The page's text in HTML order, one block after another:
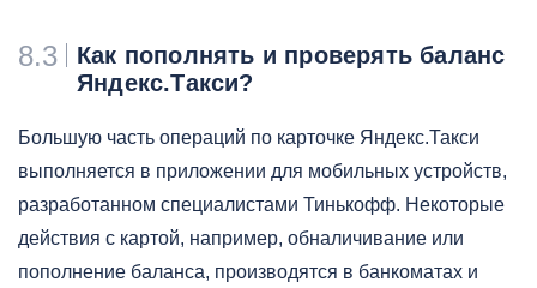
8.3
Как пополнять и проверять баланс
Яндекс.Такси?
Большую часть операций по карточке Яндекс.Такси
выполняется в приложении для мобильных устройств,
разработанном специалистами Тинькофф. Некоторые
действия с картой, например, обналичивание или
пополнение баланса, производятся в банкоматах и